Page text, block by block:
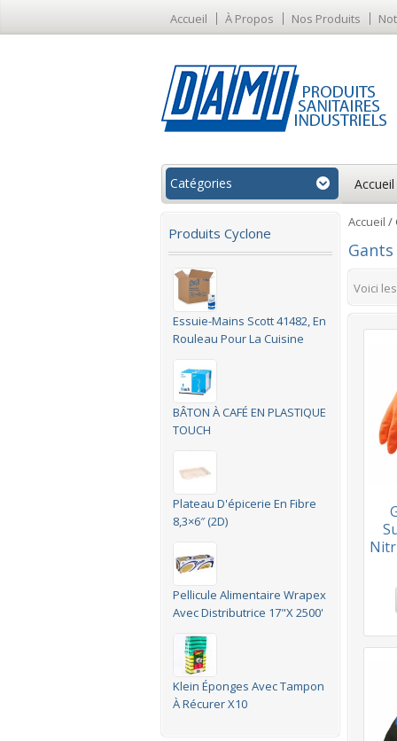
Accueil À Propos Nos Produits
Catégories Accueil
Accueil /
Voici
Produits Cyclone
Essuie-Mains Scott 41482, En
Rouleau Pour La Cuisine
BÂTON À CAFÉ EN PLASTIQUE
TOUCH
Plateau D'épicerie En Fibre
8,3×6″ (2D)
Pellicule Alimentaire Wrapex
Avec Distributrice 17"x 2500'
Klein Éponges Avec Tampon
À Récurer X10